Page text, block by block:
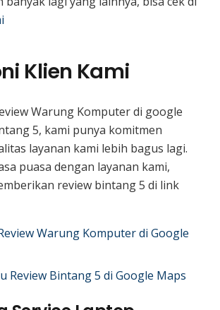
Klien Kami
Warung Komputer di google
5, kami punya komitmen
layanan kami lebih bagus lagi.
puasa dengan layanan kami,
review bintang 5 di link
Warung Komputer di Google
Review Bintang 5 di Google Maps